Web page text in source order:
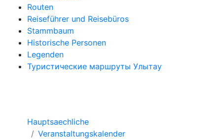
Routen
Reiseführer und Reisebüros
Stammbaum
Historische Personen
Legenden
Туристические маршруты Улытау
Hauptsaechliche
Veranstaltungskalender